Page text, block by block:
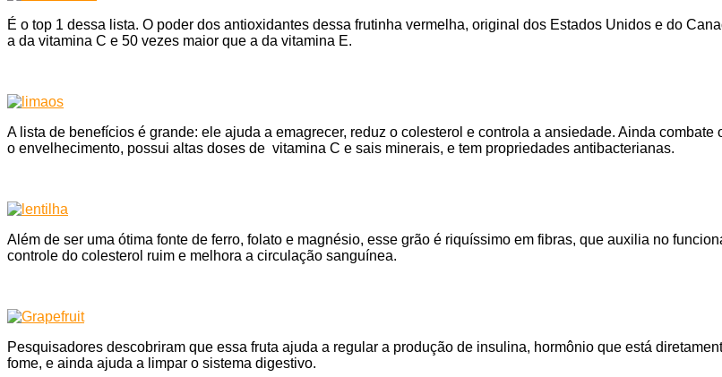
É o top 1 dessa lista. O poder dos antioxidantes dessa frutinha vermelha, original dos Estados Unidos e do
a da vitamina C e 50 vezes maior que a da vitamina E.
A lista de benefícios é grande: ele ajuda a emagrecer, reduz o colesterol e controla a ansiedade. Ainda combate
o envelhecimento, possui altas doses de vitamina C e sais minerais, e tem propriedades antibacterianas.
Além de ser uma ótima fonte de ferro, folato e magnésio, esse grão é riquíssimo em fibras, que auxilia no
controle do colesterol ruim e melhora a circulação sanguínea.
Pesquisadores descobriram que essa fruta ajuda a regular a produção de insulina, hormônio que está
fome, e ainda ajuda a limpar o sistema digestivo.